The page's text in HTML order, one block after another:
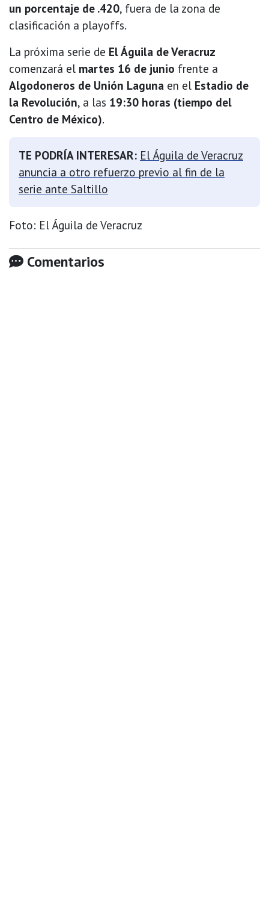
un porcentaje de .420, fuera de la zona de
clasificación a playoffs.
La próxima serie de El Águila de Veracruz
comenzará el martes 16 de junio frente a
Algodoneros de Unión Laguna en el Estadio de
la Revolución, a las 19:30 horas (tiempo del
Centro de México).
TE PODRÍA INTERESAR: El Águila de Veracruz
anuncia a otro refuerzo previo al fin de la
serie ante Saltillo
Foto: El Águila de Veracruz
Comentarios